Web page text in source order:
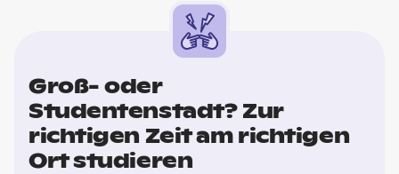
Groß- oder
Studentenstadt? Zur
richtigen Zeit am richtigen
Ort studieren